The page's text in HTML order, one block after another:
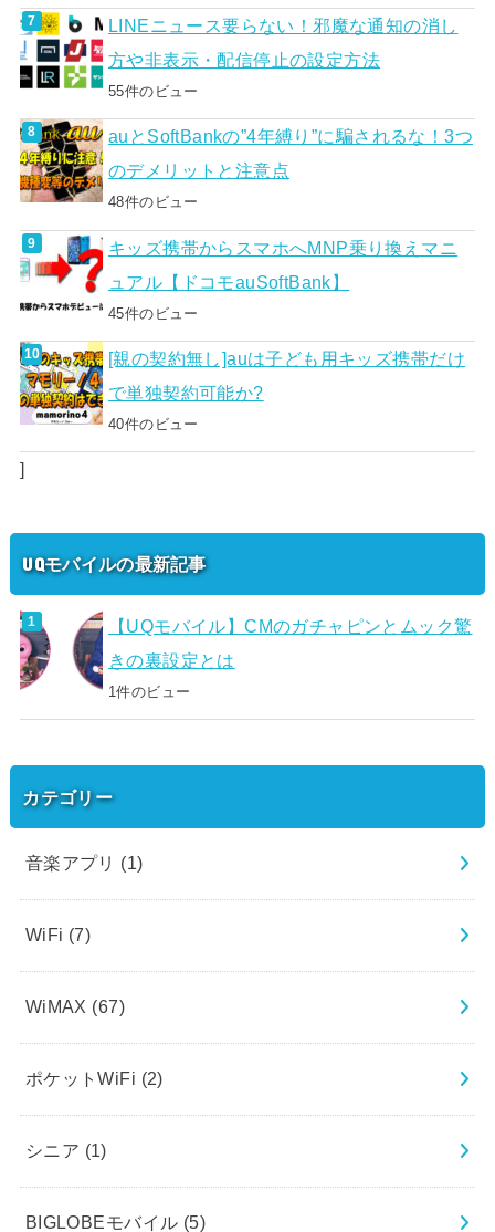
LINEニュース要らない！邪魔な通知の消し
方や非表示・配信停止の設定方法
55件のビュー
auとSoftBankの”4年縛り”に騙されるな！3つ
のデメリットと注意点
48件のビュー
キッズ携帯からスマホへMNP乗り換えマニ
ュアル【ドコモauSoftBank】
45件のビュー
[親の契約無し]auは子ども用キッズ携帯だけ
で単独契約可能か?
40件のビュー
]
UQモバイルの最新記事
【UQモバイル】CMのガチャピンとムック驚
きの裏設定とは
1件のビュー
カテゴリー
音楽アプリ (1)
WiFi (7)
WiMAX (67)
ポケットWiFi (2)
シニア (1)
BIGLOBEモバイル (5)